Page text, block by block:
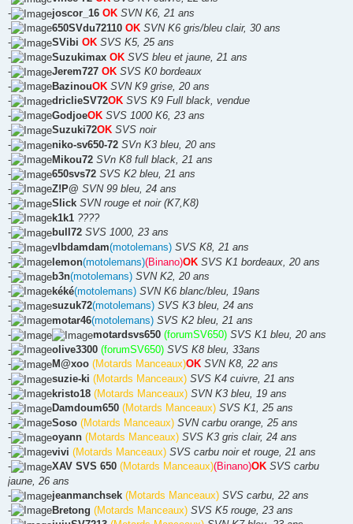
-
joscor_16 OK SVN K6, 21 ans
-
650SVdu72110 OK SVN K6 gris/bleu clair, 30 ans
-
SVibi OK SVS K5, 25 ans
-
Suzukimax OK SVS bleu et jaune, 21 ans
-
Jerem727 OK SVS K0 bordeaux
-
BazinouOK SVN K9 grise, 20 ans
-
driclieSV72OK SVS K9 Full black, vendue
-
GodjoeOK SVS 1000 K6, 23 ans
-
Suzuki72OK SVS noir
-
niko-sv650-72 SVn K3 bleu, 20 ans
-
Mikou72 SVn K8 full black, 21 ans
-
650svs72 SVS K2 bleu, 21 ans
-
Z!P@ SVN 99 bleu, 24 ans
-
Slick SVN rouge et noir (K7,K8)
-
k1k1 ????
-
bull72 SVS 1000, 23 ans
-
vlbdamdam(motolemans) SVS K8, 21 ans
-
lemon(motolemans)(Binano)OK SVS K1 bordeaux, 20 ans
-
b3n(motolemans) SVN K2, 20 ans
-
kéké(motolemans) SVN K6 blanc/bleu, 19ans
-
suzuk72(motolemans) SVS K3 bleu, 24 ans
-
motar46(motolemans) SVS K2 bleu, 21 ans
-
motardsvs650 (forumSV650) SVS K1 bleu, 20 ans
-
olive3300 (forumSV650) SVS K8 bleu, 33ans
-
M@xoo (Motards Manceaux)OK SVN K8, 22 ans
-
suzie-ki (Motards Manceaux) SVS K4 cuivre, 21 ans
-
kristo18 (Motards Manceaux) SVN K3 bleu, 19 ans
-
Damdoum650 (Motards Manceaux) SVS K1, 25 ans
-
Soso (Motards Manceaux) SVN carbu orange, 25 ans
-
oyann (Motards Manceaux) SVS K3 gris clair, 24 ans
-
vivi (Motards Manceaux) SVS carbu noir et rouge, 21 ans
-
XAV SVS 650 (Motards Manceaux)(Binano)OK SVS carbu
jaune, 26 ans
-
jeanmanchsek (Motards Manceaux) SVS carbu, 22 ans
-
Bretong (Motards Manceaux) SVS K5 rouge, 23 ans